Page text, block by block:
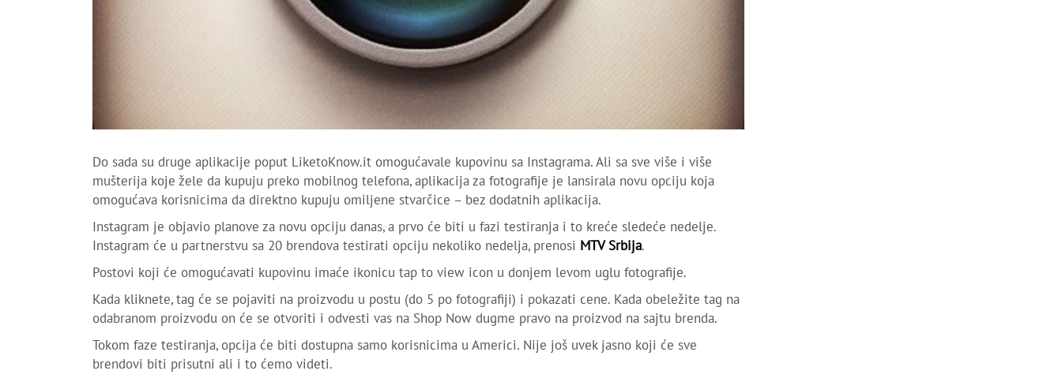
Do sada su druge aplikacije poput LiketoKnow.it omogućavale kupovinu sa Instagrama. Ali sa sve više i više
mušterija koje žele da kupuju preko mobilnog telefona, aplikacija za fotografije je lansirala novu opciju koja
omogućava korisnicima da direktno kupuju omiljene stvarčice – bez dodatnih aplikacija.
Instagram je objavio planove za novu opciju danas, a prvo će biti u fazi testiranja i to kreće sledeće nedelje.
Instagram će u partnerstvu sa 20 brendova testirati opciju nekoliko nedelja, prenosi MTV Srbija.
Postovi koji će omogućavati kupovinu imaće ikonicu tap to view icon u donjem levom uglu fotografije.
Kada kliknete, tag će se pojaviti na proizvodu u postu (do 5 po fotografiji) i pokazati cene. Kada obeležite tag na
odabranom proizvodu on će se otvoriti i odvesti vas na Shop Now dugme pravo na proizvod na sajtu brenda.
Tokom faze testiranja, opcija će biti dostupna samo korisnicima u Americi. Nije još uvek jasno koji će sve
brendovi biti prisutni ali i to ćemo videti.